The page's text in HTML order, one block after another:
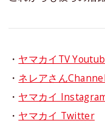
・ ヤマカイTV
・ ネレアさんChannel
・ ヤマカイ
・ ヤマカイ Twitter